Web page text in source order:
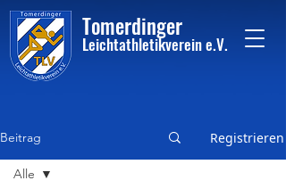
Tomerdinger
Leichtathletikvereine.V.
Beitrag Registrieren
Alle